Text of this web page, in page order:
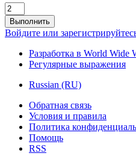
Выполнить
Войдите или
Разработка в World Wide
Регулярные выражения
Russian (RU)
Обратная связь
Условия и правила
Политика
Помощь
RSS